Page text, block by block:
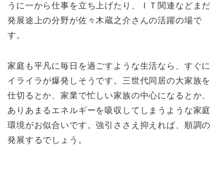
うに一から仕事を立ち上げたり、ＩＴ関連などまだ
発展途上の分野が佐々木蔵之介さんの活躍の場で
す。
家庭も平凡に毎日を過ごすような生活なら、すぐに
イライラが爆発しそうです。三世代同居の大家族を
仕切るとか、家業で忙しい家族の中心になるとか、
ありあまるエネルギーを吸収してしまうような家庭
環境がお似合いです。強引ささえ抑えれば、順調の
発展するでしょう。